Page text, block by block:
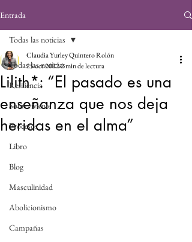
Entrada
Todas las noticias
Resiliencia
Sobreviviente
Procesos
Libro
Blog
Masculinidad
Abolicionismo
Campañas
Todas las noticias
Lilith*: “El pasado es una
enseñanza que nos deja
heridas en el alma”
Claudia Yurley Quintero Rolón
25 oct 20222 min de lectura